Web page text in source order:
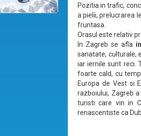
Pozitia in trafic,
a pielii, prelucrarea
fruntasa.
Orasul este relativ
In Zagreb se afla
sanatate, culturale,
iar iernile sunt reci.
foarte cald, cu
Europa de Vest si
razboiului, Zagreb
turisti care vin in
renascentiste ca